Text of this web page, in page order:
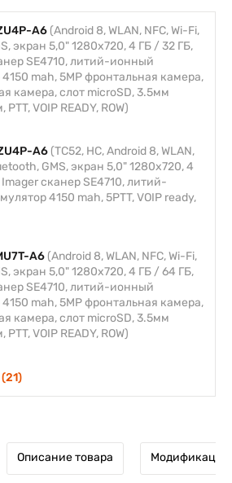
A6 (Android 8, WLAN, NFC, Wi-Fi,
экран 5,0" 1280x720, 4 ГБ / 32 ГБ,
SE4710, литий-ионный
mah, 5MP фронтальная камера,
камера, слот microSD, 3.5мм
VOIP READY, ROW)
A6 (TC52, HC, Android 8, WLAN,
GMS, экран 5,0" 1280x720, 4
сканер SE4710, литий-
4150 mah, 5PTT, VOIP ready,
A6 (Android 8, WLAN, NFC, Wi-Fi,
экран 5,0" 1280x720, 4 ГБ / 64 ГБ,
SE4710, литий-ионный
mah, 5MP фронтальная камера,
камера, слот microSD, 3.5мм
VOIP READY, ROW)
Описание товара Модификации